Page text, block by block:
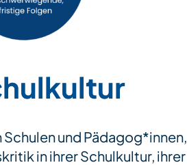
und Pädagog*innen,
in ihrer Schulkultur, ihrer